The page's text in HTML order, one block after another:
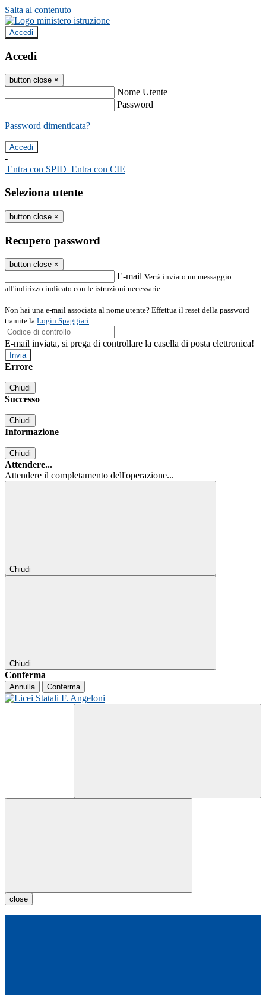
Salta al contenuto
Accedi
Accedi
button close ×
Nome Utente
Password
Password dimenticata?
-
Entra con SPID Entra con CIE
Seleziona utente
button close ×
Recupero password
button close ×
E-mail Verrà inviato un messaggio
all'indirizzo indicato con le istruzioni necessarie.
Non hai una e-mail associata al nome utente? Effettua il reset della password
tramite la Login Spaggiari
E-mail inviata, si prega di controllare la casella di posta elettronica!
Errore
Chiudi
Successo
Chiudi
Informazione
Chiudi
Attendere...
Attendere il completamento dell'operazione...
Chiudi
Chiudi
Conferma
Annulla Conferma
close